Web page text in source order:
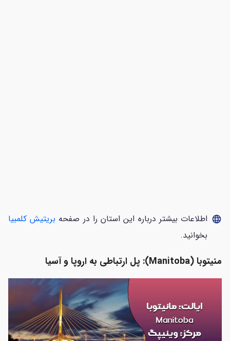
language اطلاعات بیشتر درباره این استان را در صفحه بریتیش کلمبیا
بخوانید.
منیتوبا (Manitoba): پل ارتباطی به اروپا و آسیا